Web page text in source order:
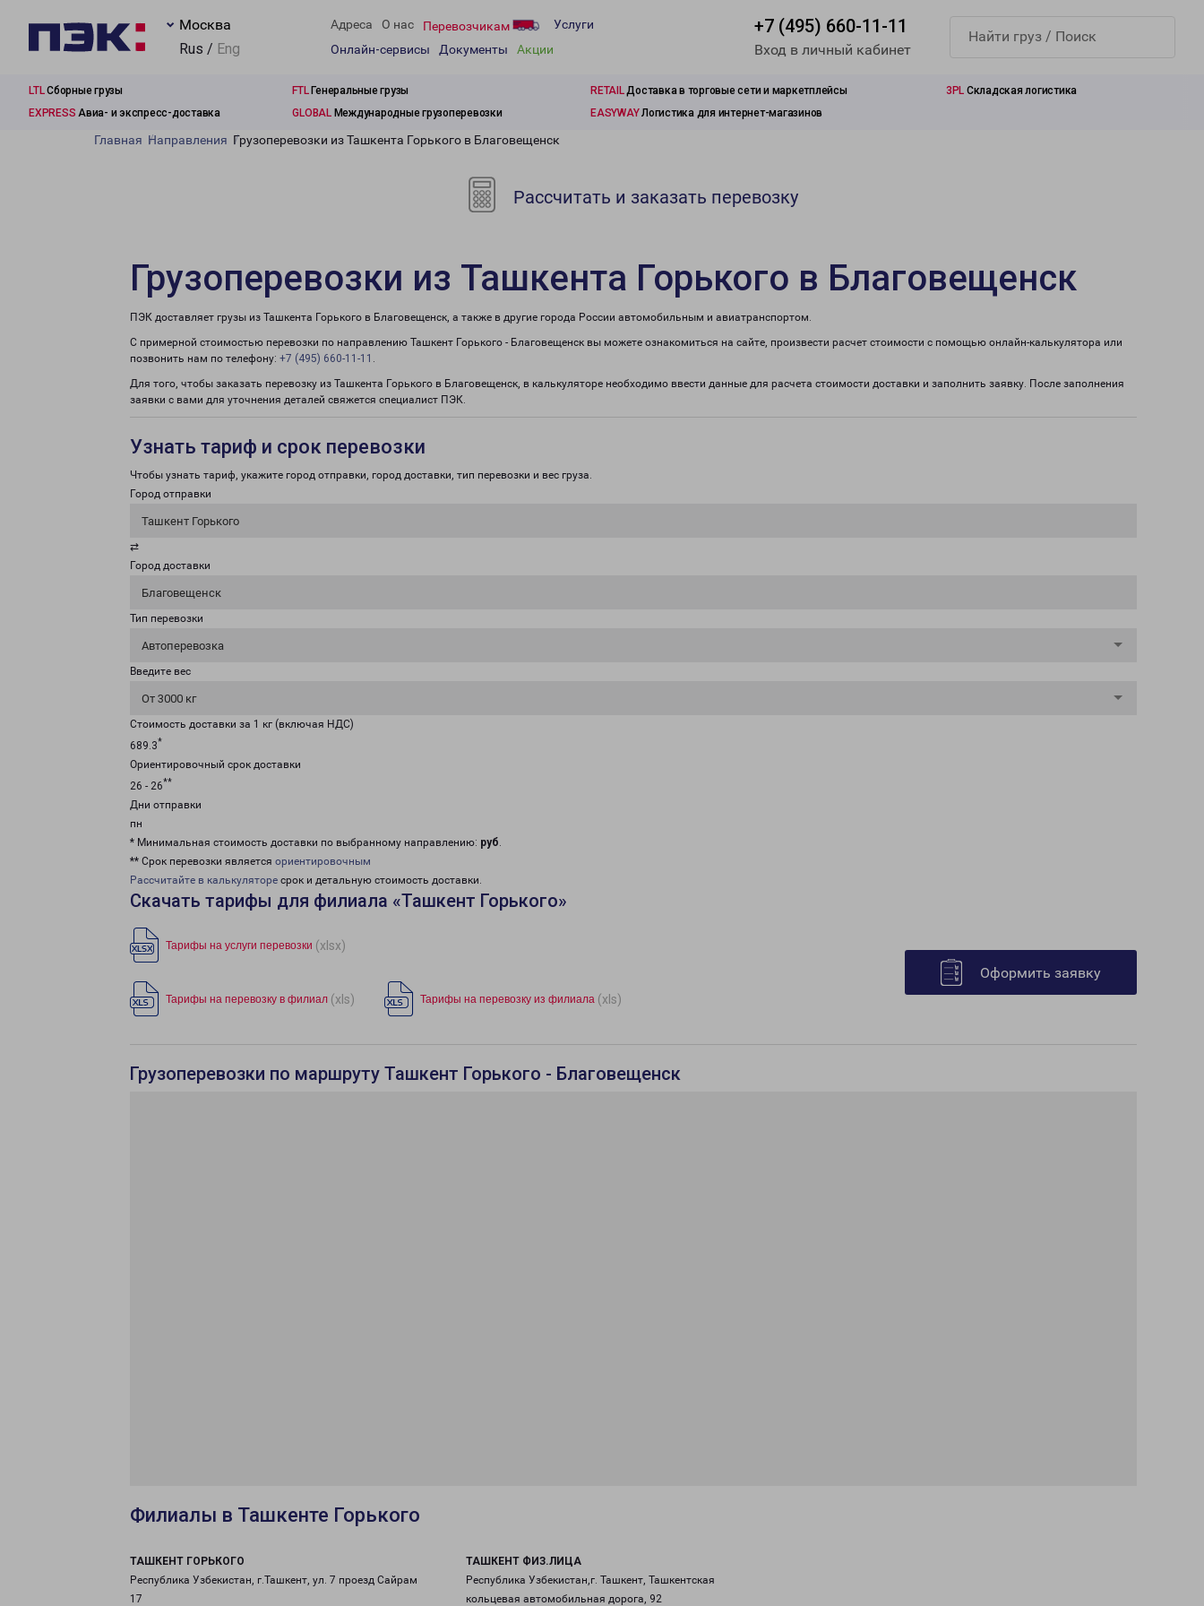
Москва
Rus / Eng
Адреса О нас Перевозчикам
Услуги
Онлайн-сервисы
Документы Акции
+7 (495) 660-11-11
Вход в личный кабинет
LTLСборные грузы FTLГенеральные грузы RETAILДоставка в торговые сети и маркетплейсы 3PL Складская логистика
EXPRESS Авиа- и экспресс-доставка GLOBALМеждународные грузоперевозки EASYWAYЛогистика для интернет-магазинов
Главная Направления Грузоперевозки из Ташкента Горького в Благовещенск
Рассчитать и заказать перевозку
Грузоперевозки из Ташкента Горького в Благовещенск
ПЭК доставляет грузы из Ташкента Горького в Благовещенск, а также в другие города России автомобильным и авиатранспортом.
С примерной стоимостью перевозки по направлению Ташкент Горького - Благовещенск вы можете ознакомиться на сайте, произвести расчет стоимости с помощью онлайн-калькулятора или
позвонить нам по телефону: +7 (495) 660-11-11 .
Для того, чтобы заказать перевозку из Ташкента Горького в Благовещенск, в калькуляторе необходимо ввести данные для расчета стоимости доставки и заполнить заявку. После заполнения
заявки с вами для уточнения деталей свяжется специалист ПЭК.
Узнать тариф и срок перевозки
Чтобы узнать тариф, укажите город отправки, город доставки, тип перевозки и вес груза.
Город отправки
Ташкент Горького
⇄
Город доставки
Благовещенск
Тип перевозки
Автоперевозка
Введите вес
От 3000 кг
Стоимость доставки за 1 кг (включая НДС)
689.3*
Ориентировочный срок доставки
26 - 26**
Дни отправки
пн
* Минимальная стоимость доставки по выбранному направлению: руб.
** Срок перевозки является ориентировочным
Рассчитайте в калькуляторе срок и детальную стоимость доставки.
Скачать тарифы для филиала «Ташкент Горького»
Тарифы на услуги перевозки (xlsx)
Тарифы на перевозку в филиал (xls) Тарифы на перевозку из филиала (xls)
Оформить заявку
Грузоперевозки по маршруту Ташкент Горького - Благовещенск
Филиалы в Ташкенте Горького
ТАШКЕНТ ГОРЬКОГО
Республика Узбекистан, г.Ташкент, ул. 7 проезд Сайрам
17
ТАШКЕНТ ФИЗ.ЛИЦА
Республика Узбекистан,г. Ташкент, Ташкентская
кольцевая автомобильная дорога, 92